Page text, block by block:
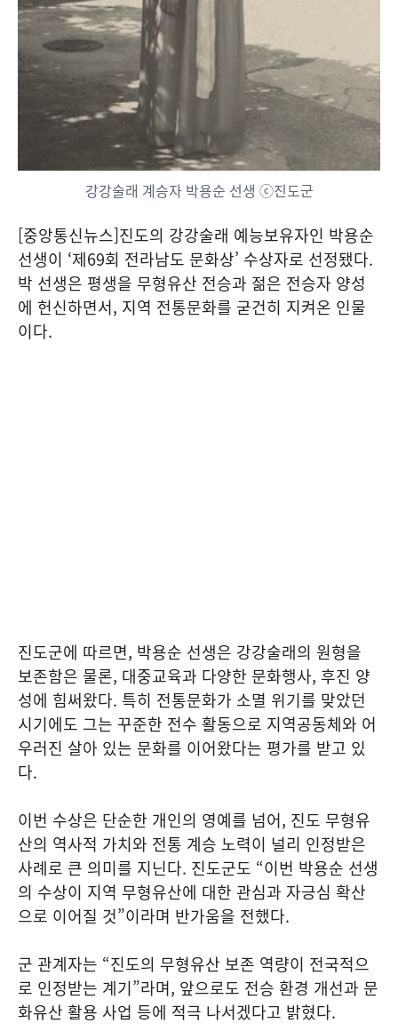
강강술래 계승자 박용순 선생 ⓒ진도군
[중앙통신뉴스]진도의 강강술래 예능보유자인 박용순
선생이 ‘제69회 전라남도 문화상’ 수상자로 선정됐다.
박 선생은 평생을 무형유산 전승과 젊은 전승자 양성
에 헌신하면서, 지역 전통문화를 굳건히 지켜온 인물
이다.
진도군에 따르면, 박용순 선생은 강강술래의 원형을
보존함은 물론, 대중교육과 다양한 문화행사, 후진 양
성에 힘써왔다. 특히 전통문화가 소멸 위기를 맞았던
시기에도 그는 꾸준한 전수 활동으로 지역공동체와 어
우러진 살아 있는 문화를 이어왔다는 평가를 받고 있
다.
이번 수상은 단순한 개인의 영예를 넘어, 진도 무형유
산의 역사적 가치와 전통 계승 노력이 널리 인정받은
사례로 큰 의미를 지닌다. 진도군도 “이번 박용순 선생
의 수상이 지역 무형유산에 대한 관심과 자긍심 확산
으로 이어질 것”이라며 반가움을 전했다.
군 관계자는 “진도의 무형유산 보존 역량이 전국적으
로 인정받는 계기”라며, 앞으로도 전승 환경 개선과 문
화유산 활용 사업 등에 적극 나서겠다고 밝혔다.